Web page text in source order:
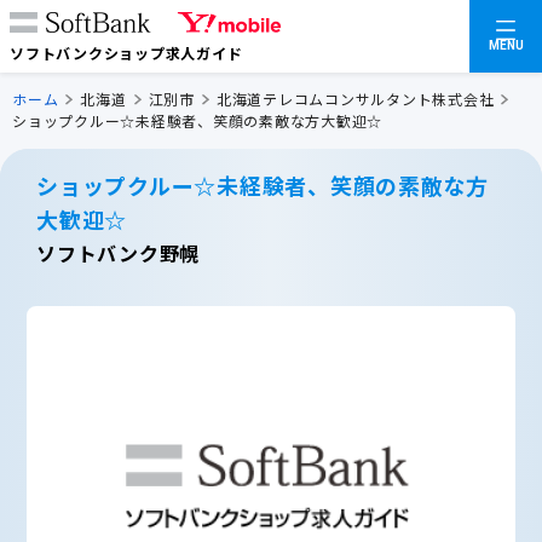
ソフトバンクショップ求人ガイド MENU
ホーム 北海道 江別市
北海道テレコムコンサルタント株式会社
ショップクルー☆未経験者、笑顔の素敵な方大歓迎☆
ショップクルー☆未経験者、笑顔の素敵な方
大歓迎☆
ソフトバンク野幌